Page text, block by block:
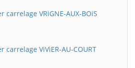
carrelage VRiGNE-AUX-BOiS
carrelage ViViER-AU-COURT